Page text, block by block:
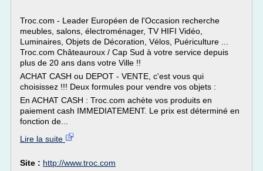
Troc.com - Leader Européen de l'Occasion recherche
meubles, salons, électroménager, TV HIFI Vidéo,
Luminaires, Objets de Décoration, Vélos, Puériculture ...
Troc.com Châteauroux / Cap Sud à votre service depuis
plus de 20 ans dans votre Ville !!
ACHAT CASH ou DEPOT - VENTE, c'est vous qui
choisissez !!! Deux formules pour vendre vos objets :
En ACHAT CASH : Troc.com achète vos produits en
paiement cash IMMEDIATEMENT. Le prix est déterminé en
fonction de...
Lire la suite
Site : http://www.troc.com